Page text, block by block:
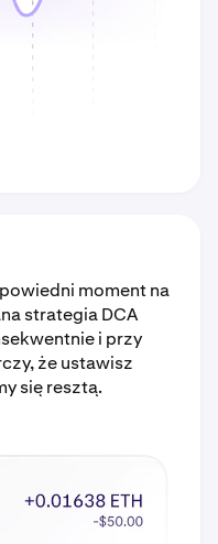
moment na
strategia DCA
i przy
że ustawisz
się resztą.